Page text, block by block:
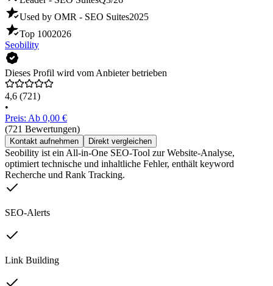
Used by OMR - SEO Suites2025
Top 1002026
Seobility
Dieses Profil wird vom Anbieter betrieben
4,6 (721)
•
Preis: Ab 0,00 €
(721 Bewertungen)
Kontakt aufnehmen Direkt vergleichen
Seobility ist ein All-in-One SEO-Tool zur Website-Analyse,
optimiert technische und inhaltliche Fehler, enthält keyword
Recherche und Rank Tracking.
SEO-Alerts
Link Building